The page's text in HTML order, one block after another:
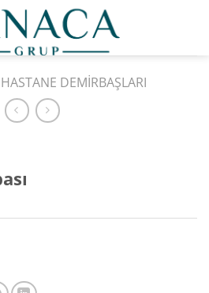
HASTANE DEMIRBAŞLARI